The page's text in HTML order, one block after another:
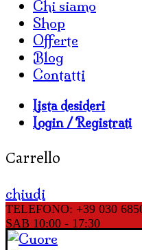
Chi siamo
Shop
Offerte
Blog
Contatti
Lista desideri
Login / Registrati
Carrello
chiudi
TELEFONO: +39 030
SAB 10:00 - 17:30